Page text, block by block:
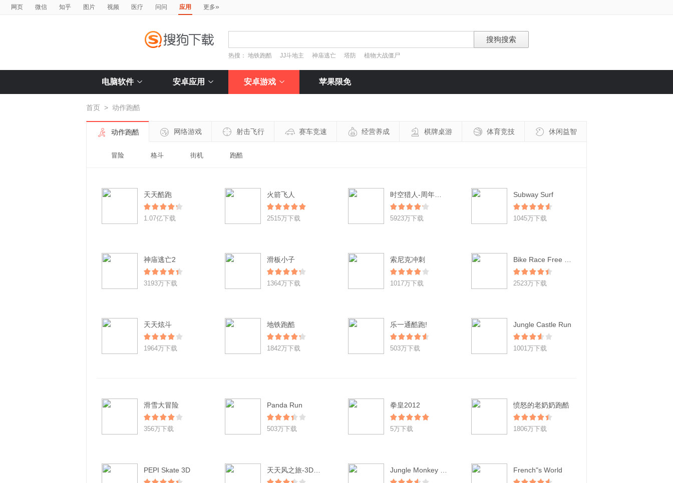
网页 微信 知乎 图片 视频 医疗 问问 应用 更多»
热搜： 地铁跑酷 JJ斗地主 神庙逃亡 塔防 植物大战僵尸
电脑软件 安卓应用 安卓游戏 苹果限免
首页 > 动作跑酷
动作跑酷 网络游戏 射击飞行 赛车竞速 经营养成 棋牌桌游 体育竞技 休闲益智
冒险 格斗 街机 跑酷
天天酷跑
1.07亿下载
火箭飞人
2515万下载 5923万下载
Subway Surf
1045万下载
神庙逃亡2
3193万下载
滑板小子
1364万下载
索尼克冲刺
1017万下载 2523万下载
天天炫斗
1964万下载
地铁跑酷
1842万下载
乐一通酷跑!
503万下载
Jungle Castle Run
1001万下载
滑雪大冒险
356万下载
Panda Run
503万下载
拳皇2012
5万下载
愤怒的老奶奶跑酷
1806万下载
PEPI Skate 3D French"s World